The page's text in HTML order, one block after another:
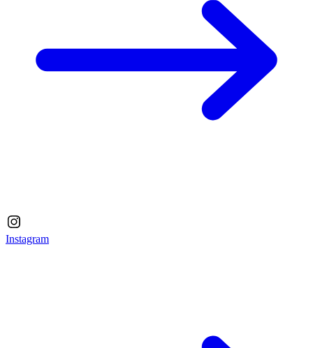
Instagram